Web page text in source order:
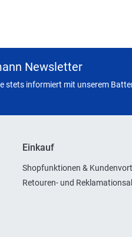
Newsletter
stets informiert mit unserem
Einkauf
Shopfunktionen &
Retouren- und